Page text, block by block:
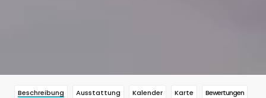
Beschreibung Ausstattung Kalender Karte Bewertungen